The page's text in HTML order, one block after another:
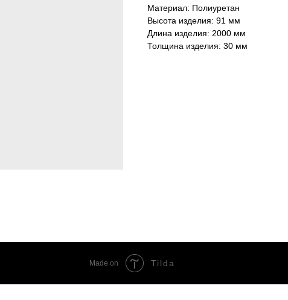
Материал: Полиуретан
Высота изделия: 91 мм
Длина изделия: 2000 мм
Толщина изделия: 30 мм
Made on Tilda